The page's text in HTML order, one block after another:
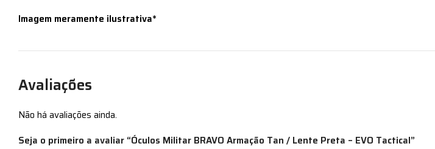
Imagem meramente ilustrativa*
Avaliações
Não há avaliações ainda.
Seja o primeiro a avaliar “Óculos Militar BRAVO Armação Tan / Lente Preta – EVO Tactical”